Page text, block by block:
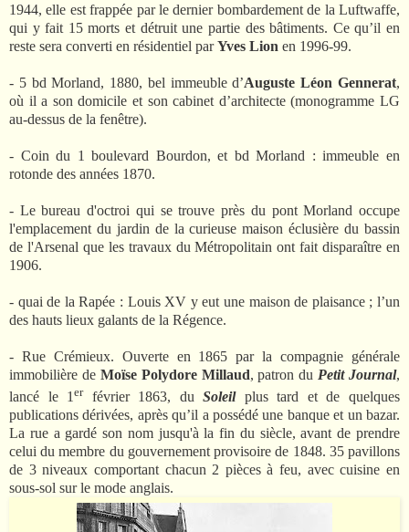
1944, elle est frappée par le dernier bombardement de la Luftwaffe,
qui y fait 15 morts et détruit une partie des bâtiments. Ce qu’il en
reste sera converti en résidentiel parYves Lion en 1996-99.
- 5 bd Morland, 1880, bel immeuble d’Auguste Léon Gennerat,
où il a son domicile et son cabinet d’architecte (monogramme LG
au-dessus de la fenêtre).
- Coin du 1 boulevard Bourdon, et bd Morland :immeuble en
rotonde des années 1870.
- Le bureau d'octroi qui se trouve près du pont Morland occupe
l'emplacement du jardin de la curieuse maison éclusière du bassin
de l'Arsenal que les travaux du Métropolitain ont fait disparaître en
1906.
- quai de la Rapée : Louis XV y eut une maison de plaisance ; l’un
des hauts lieux galants de la Régence.
- Rue Crémieux. Ouverte en 1865 par la compagnie générale
immobilière de Moïse Polydore Millaud, patron du Petit Journal,
lancé le 1erfévrier 1863, duSoleilplus tard et de quelques
publications dérivées, après qu’il a possédé une banque et un bazar.
La rue a gardé son nom jusqu'à la fin du siècle, avant de prendre
celui du membre du gouvernement provisoire de 1848. 35 pavillons
de 3 niveaux comportant chacun 2 pièces à feu, avec cuisine en
sous-sol sur le mode anglais.